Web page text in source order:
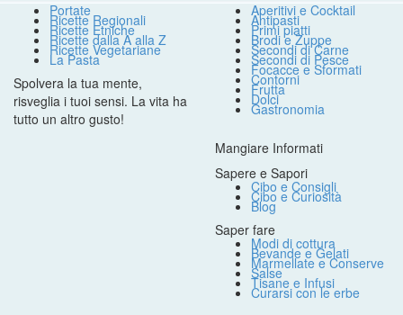
Portate
Ricette Regionali
Ricette Etniche
Ricette dalla A alla Z
Ricette Vegetariane
La Pasta
Spolvera la tua mente,
risveglia i tuoi sensi. La vita ha
tutto un altro gusto!
Aperitivi e Cocktail
Antipasti
Primi piatti
Brodi e Zuppe
Secondi di Carne
Secondi di Pesce
Focacce e Sformati
Contorni
Frutta
Dolci
Gastronomia
Mangiare Informati
Sapere e Sapori
Cibo e Consigli
Cibo e Curiosità
Blog
Saper fare
Modi di cottura
Bevande e Gelati
Marmellate e Conserve
Salse
Tisane e Infusi
Curarsi con le erbe